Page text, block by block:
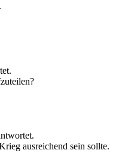
ausreichend sein sollte.